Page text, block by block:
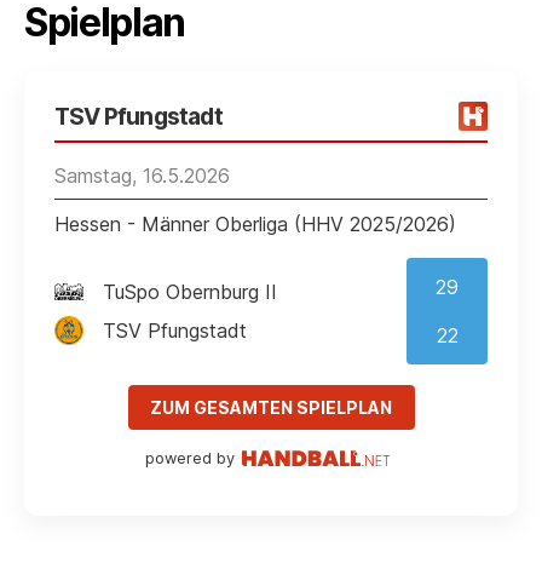
Spielplan
TSV Pfungstadt
Samstag, 16.5.2026
Hessen - Männer Oberliga (HHV 2025/2026)
TuSpo Obernburg II
TSV Pfungstadt
29
22
ZUM GESAMTEN SPIELPLAN
powered by